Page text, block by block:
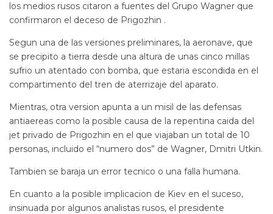
los medios rusos citaron a fuentes del Grupo Wagner que
confirmaron el deceso de Prigozhin .
Segun una de las versiones preliminares, la aeronave, que
se precipito a tierra desde una altura de unas cinco millas
sufrio un atentado con bomba, que estaria escondida en el
compartimento del tren de aterrizaje del aparato.
Mientras, otra version apunta a un misil de las defensas
antiaereas como la posible causa de la repentina caida del
jet privado de Prigozhin en el que viajaban un total de 10
personas, incluido el “numero dos” de Wagner, Dmitri Utkin.
Tambien se baraja un error tecnico o una falla humana.
En cuanto a la posible implicacion de Kiev en el suceso,
insinuada por algunos analistas rusos, el presidente